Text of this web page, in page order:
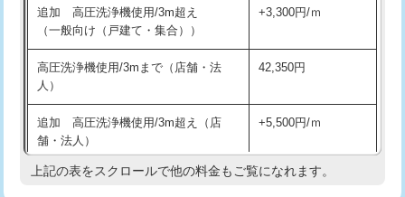
マス交換（深さ50㎝以上） 66,000円
コンクリート斫り（厚さ10㎝まで） 27,500円
コンクリート斫り（厚さ10㎝超え）
モルタル補修（厚さ10㎝まで）
モルタル補修（厚さ10㎝超え） 38,500円
持込商品取付（混合水栓） 16,500円
給水管工事※（ホール加工)
給水管工事※（バンド止め) 3,300円
給水管工事※（支持金具設置) 5,500円
追加 高圧洗浄機使用/3m超え
（一般向け（戸建て・集合））
+3,300円/ｍ
高圧洗浄機使用/3mまで（店舗・法
人）
42,350円
追加 高圧洗浄機使用/3m超え（店
舗・法人）
+5,500円/ｍ
高度高圧洗浄換 現地調査
上記の表をスクロールで他の料金もご覧になれます。